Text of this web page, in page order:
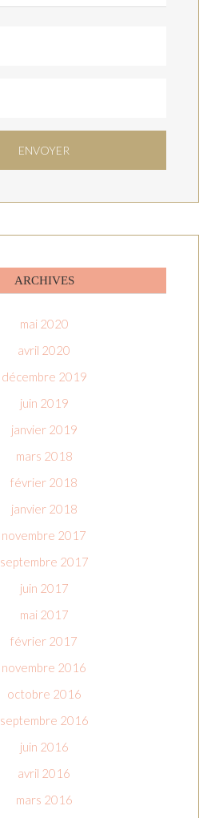
ARCHIVES
mai 2020
avril 2020
décembre 2019
juin 2019
janvier 2019
mars 2018
février 2018
janvier 2018
novembre 2017
septembre 2017
juin 2017
mai 2017
février 2017
novembre 2016
octobre 2016
septembre 2016
juin 2016
avril 2016
mars 2016